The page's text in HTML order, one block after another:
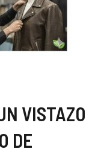
VISTAZO
DE